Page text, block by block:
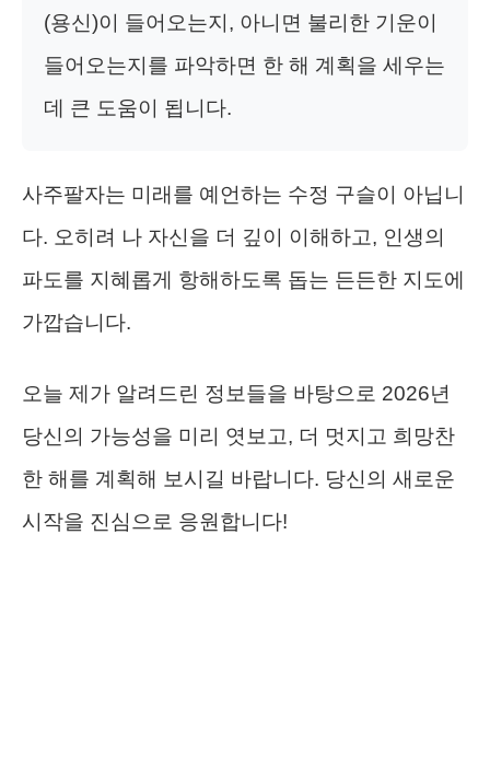
(용신)이 들어오는지, 아니면 불리한 기운이
들어오는지를 파악하면 한 해 계획을 세우는
데 큰 도움이 됩니다.
사주팔자는 미래를 예언하는 수정 구슬이 아닙니
다. 오히려 나 자신을 더 깊이 이해하고, 인생의
파도를 지혜롭게 항해하도록 돕는 든든한 지도에
가깝습니다.
오늘 제가 알려드린 정보들을 바탕으로 2026년
당신의 가능성을 미리 엿보고, 더 멋지고 희망찬
한 해를 계획해 보시길 바랍니다. 당신의 새로운
시작을 진심으로 응원합니다!